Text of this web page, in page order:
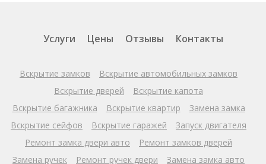
Услуги Цены Отзывы Контакты
Вскрытие замков
Вскрытие автомобильных замков
Вскрытие дверей
Вскрытие капота
Вскрытие багажника
Вскрытие квартир
Замена замка
Вскрытие сейфов
Вскрытие гаражей
Запуск двигателя
Ремонт замка двери авто
Ремонт замков дверей
Замена ручек
Ремонт ручек двери Замена замка авто